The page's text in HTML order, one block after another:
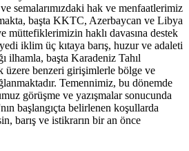
semalarımızdaki hak ve menfaatlerimiz
başta KKTC, Azerbaycan ve Libya
müttefiklerimizin haklı davasına destek
iklim üç kıtaya barış, huzur ve adaleti
ilhamla, başta Karadeniz Tahıl
üzere benzeri girişimlerle bölge ve
Temennimiz, bu dönemde
görüşme ve yazışmalar sonucunda
başlangıçta belirlenen koşullarda
barış ve istikrarın bir an önce